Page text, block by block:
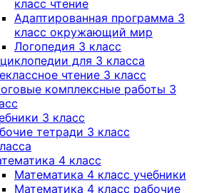
класс чтение
Адаптированная программа 3
класс окружающий мир
Логопедия 3 класс
для 3 класса
чтение 3 класс
комплексные работы 3
3 класс
тетради 3 класс
4 класс
Математика 4 класс учебники
Математика 4 класс рабочие